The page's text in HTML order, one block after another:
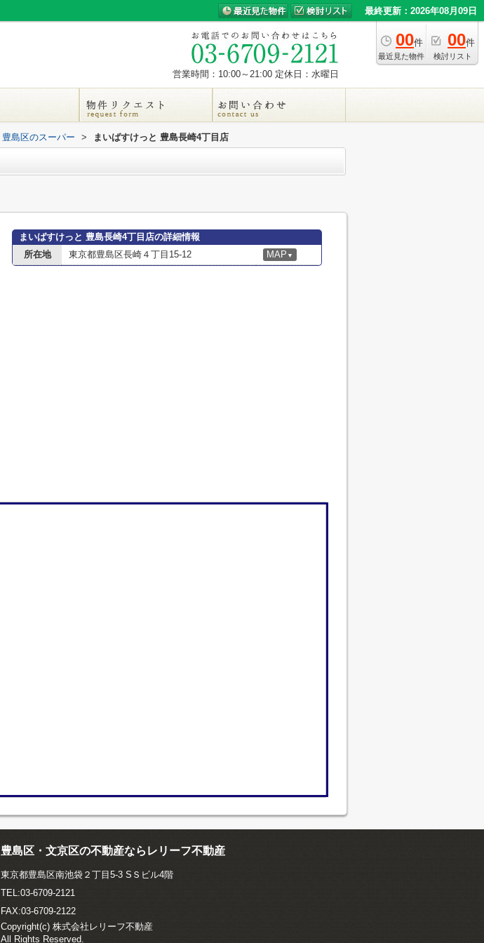
最終更新：2026年08月09日
00件
最近見た物件
00件
検討リスト
営業時間：10:00～21:00 定休日：水曜日
豊島区のスーパー > まいばすけっと 豊島長崎4丁目店
まいばすけっと 豊島長崎4丁目店の詳細情報
所在地
東京都豊島区長崎４丁目15-12 MAP ▼
豊島区・文京区の不動産ならレリーフ不動産
東京都豊島区南池袋２丁目5-3 SＳビル4階
TEL:03-6709-2121
FAX:03-6709-2122
Copyright(c) 株式会社レリーフ不動産
All Rights Reserved.